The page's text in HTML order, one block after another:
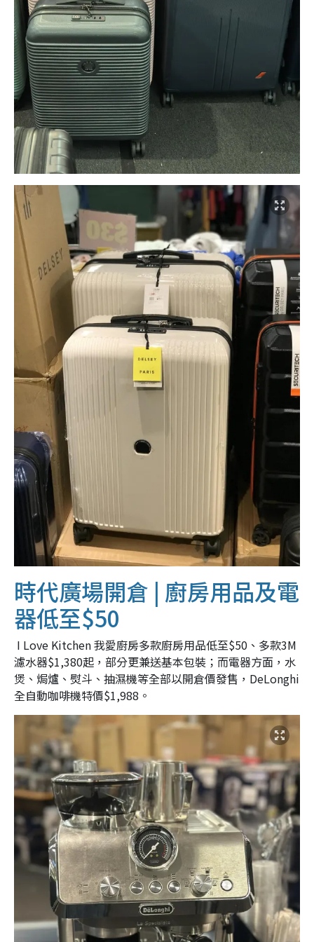
時代廣場開倉 | 廚房用品及電
器低至$50
I Love Kitchen 我愛廚房多款廚房用品低至$50、多款3M
濾水器$1,380起，部分更兼送基本包裝；而電器方面，水
煲、焗爐、熨斗、抽濕機等全部以開倉價發售，DeLonghi
全自動咖啡機特價$1,988。